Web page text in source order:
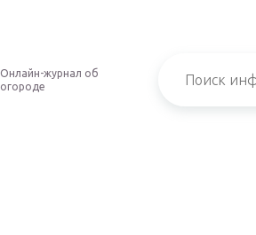
Онлайн-журнал об
огороде